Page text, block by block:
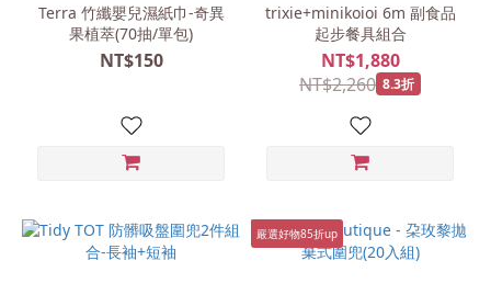
Terra 竹纖嬰兒濕紙巾-奇異
果植萃(70抽/單包)
NT$150
trixie+minikoioi 6m 副食品
起步餐具組合
NT$1,880
NT$2,260 8.3折
嚴選好物85折up